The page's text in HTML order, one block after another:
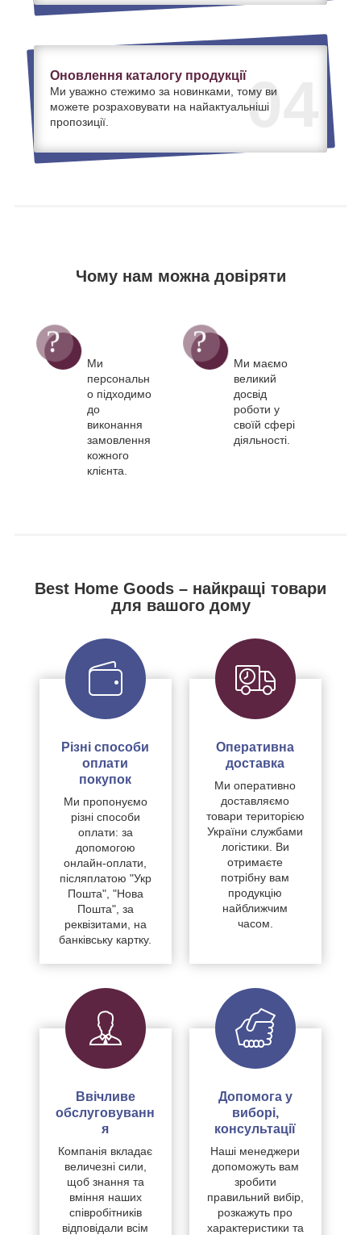
04
Оновлення каталогу продукції
Ми уважно стежимо за новинками, тому ви
можете розраховувати на найактуальніші
пропозиції.
Чому нам можна довіряти
Ми
персональн
о підходимо
до
виконання
замовлення
кожного
клієнта.
Ми маємо
великий
досвід
роботи у
своїй сфері
діяльності.
Best Home Goods – найкращі товари
для вашого дому
Різні способи
оплати
покупок
Ми пропонуємо
різні способи
оплати: за
допомогою
онлайн-оплати,
післяплатою "Укр
Пошта", "Нова
Пошта", за
реквізитами, на
банківську картку.
Оперативна
доставка
Ми оперативно
доставляємо
товари територією
України службами
логістики. Ви
отримаєте
потрібну вам
продукцію
найближчим
часом.
Ввічливе
обслуговуванн
я
Компанія вкладає
величезні сили,
щоб знання та
вміння наших
співробітників
відповідали всім
Допомога у
виборі,
консультації
Наші менеджери
допоможуть вам
зробити
правильний вибір,
розкажуть про
характеристики та